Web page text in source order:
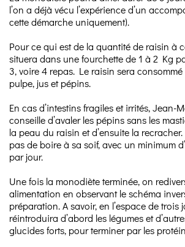
l’on a déjà vécu l’expérience d’un
cette démarche uniquement).
Pour ce qui est de la quantité de raisin à
situera dans une fourchette de 1 à 2 Kg
3, voire 4 repas. Le raisin sera
pulpe, jus et pépins.
En cas d’intestins fragiles et irrités, Jean-
conseille d’avaler les pépins sans les
la peau du raisin et d’ensuite la recracher.
pas de boire à sa soif, avec un minimum
par jour.
Une fois la monodiète terminée, on
alimentation en observant le schéma
préparation. A savoir, en l’espace de trois
réintroduira d’abord les légumes et
glucides forts, pour terminer par les